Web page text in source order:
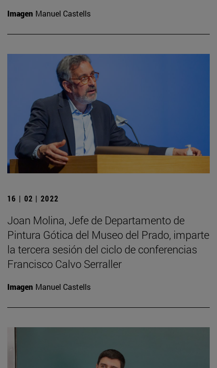
Imagen Manuel Castells
16 | 02 | 2022
Joan Molina, Jefe de Departamento de
Pintura Gótica del Museo del Prado, imparte
la tercera sesión del ciclo de conferencias
Francisco Calvo Serraller
Imagen Manuel Castells